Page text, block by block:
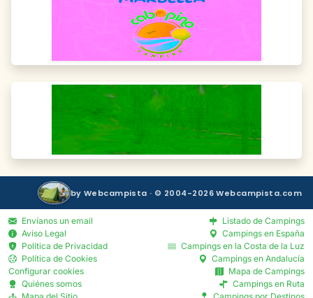
by Webcampista · © 2004-2026 Webcampista.com
Envíanos un email
Aviso Legal
Política de Privacidad
Política de Cookies
Configurar cookies
Quiénes somos
Listado de Campings
Campings en España
Campings en la Costa de la Luz
Campings en Andalucía
Mapa de Campings
Campings en Ruta